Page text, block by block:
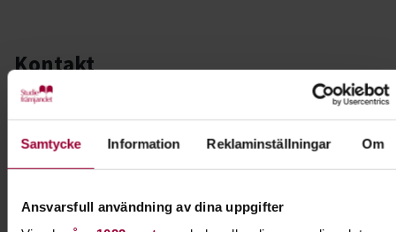
Samtycke Information Reklaminställningar Om
Ansvarsfull användning av dina uppgifter
Kontakt
Josefin Hamilton
Folkbildningsutvecklare Hund
Skicka e-post